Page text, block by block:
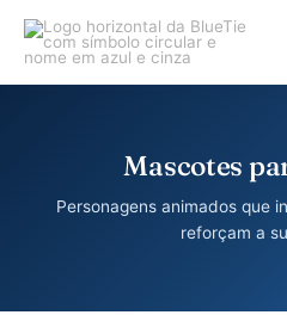
para
conteúdo
Mascotes
Personagens animados que
reforçam a